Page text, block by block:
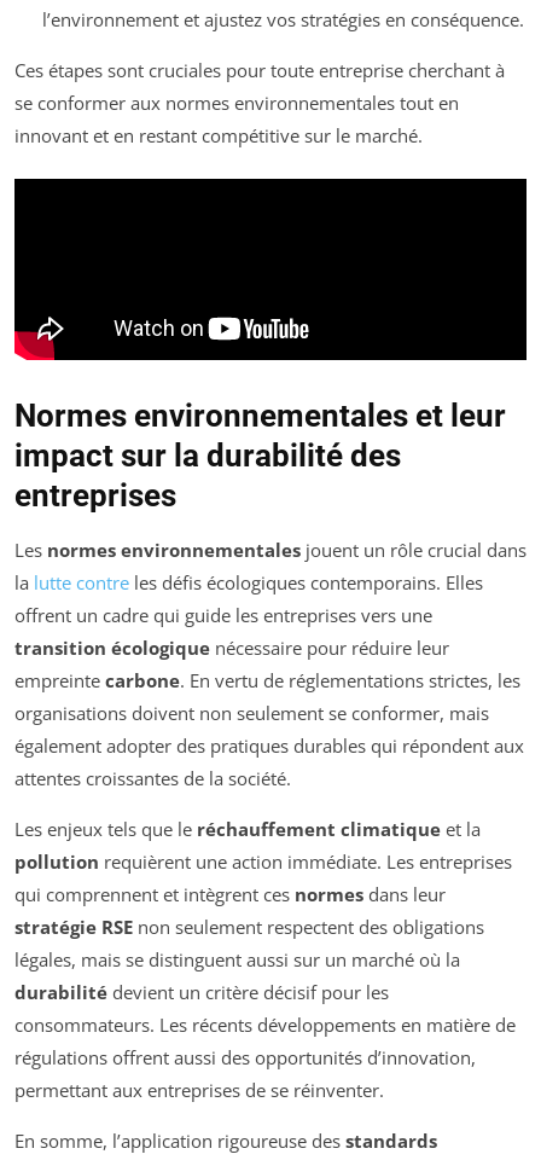
l’environnement et ajustez vos stratégies en conséquence.
Ces étapes sont cruciales pour toute entreprise cherchant à
se conformer aux normes environnementales tout en
innovant et en restant compétitive sur le marché.
Normes environnementales et leur
impact sur la durabilité des
entreprises
Les normes environnementales jouent un rôle crucial dans
la lutte contre les défis écologiques contemporains. Elles
offrent un cadre qui guide les entreprises vers une
transition écologique nécessaire pour réduire leur
empreinte carbone. En vertu de réglementations strictes, les
organisations doivent non seulement se conformer, mais
également adopter des pratiques durables qui répondent aux
attentes croissantes de la société.
Les enjeux tels que le réchauffement climatique et la
pollution requièrent une action immédiate. Les entreprises
qui comprennent et intègrent ces normes dans leur
stratégie RSE non seulement respectent des obligations
légales, mais se distinguent aussi sur un marché où la
durabilité devient un critère décisif pour les
consommateurs. Les récents développements en matière de
régulations offrent aussi des opportunités d’innovation,
permettant aux entreprises de se réinventer.
En somme, l’application rigoureuse des standards